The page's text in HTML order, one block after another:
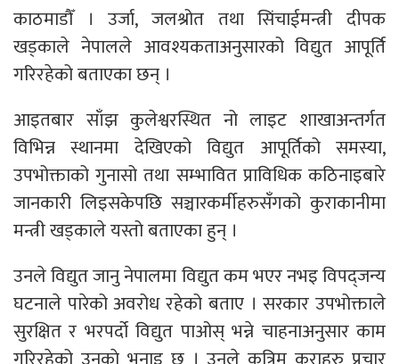
काठमाडाैँ । उर्जा, जलश्रोत तथा सिंचाईमन्त्री दीपक
खड्काले नेपालले आवश्यकताअनुसारको विद्युत आपूर्ति
गरिरहेको बताएका छन् ।
आइतबार साँझ कुलेश्वरस्थित नो लाइट शाखाअन्तर्गत
विभिन्न स्थानमा देखिएको विद्युत आपूर्तिको समस्या,
उपभोक्ताको गुनासो तथा सम्भावित प्राविधिक कठिनाइबारे
जानकारी लिइसकेपछि सञ्चारकर्मीहरुसँगको कुराकानीमा
मन्त्री खड्काले यस्तो बताएका हुन् ।
उनले विद्युत जानु नेपालमा विद्युत कम भएर नभइ विपद्जन्य
घटनाले पारेको अवरोध रहेको बताए । सरकार उपभोक्ताले
सुरक्षित र भरपर्दो विद्युत पाओस् भन्ने चाहनाअनुसार काम